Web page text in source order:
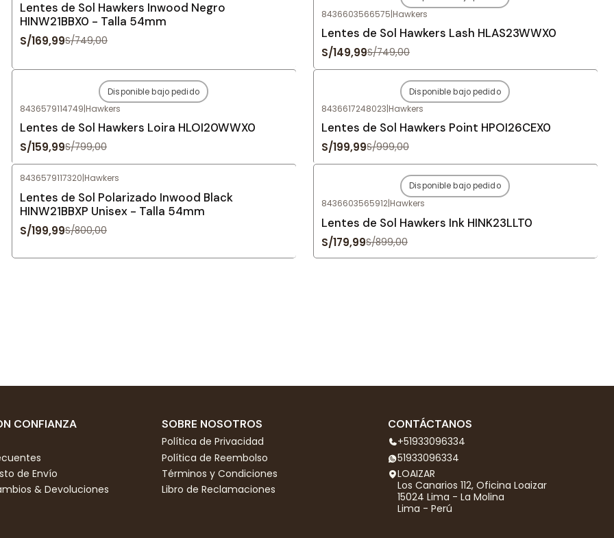
Lentes de Sol Hawkers Inwood Negro
HINW21BBX0 - Talla 54mm
S/169,99S/749,00
Agotado
8436603566575|Hawkers
Lentes de Sol Hawkers Lash HLAS23WWX0
S/149,99S/749,00
Agotado
Disponible bajo pedido
8436579114749|Hawkers
Lentes de Sol Hawkers Loira HLOI20WWX0
S/159,99S/799,00
Agotado
Disponible bajo pedido
8436617248023|Hawkers
Lentes de Sol Hawkers Point HPOI26CEX0
S/199,99S/999,00
8436579117320|Hawkers
Lentes de Sol Polarizado Inwood Black
HINW21BBXP Unisex - Talla 54mm
S/199,99S/800,00
Agotado
Disponible bajo pedido
8436603565912|Hawkers
Lentes de Sol Hawkers Ink HINK23LLT0
S/179,99S/899,00
CONFIANZA
de Envío
& Devoluciones
SOBRE NOSOTROS
Política de Privacidad
Política de Reembolso
Términos y Condiciones
Libro de Reclamaciones
CONTÁCTANOS
+51933096334
51933096334
LOAIZAR
Los Canarios 112, Oficina Loaizar
15024 Lima - La Molina
Lima - Perú